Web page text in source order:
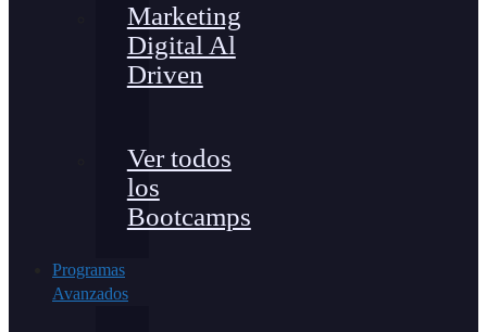
Marketing
Digital Al
Driven
Ver todos
los
Bootcamps
Programas
Avanzados